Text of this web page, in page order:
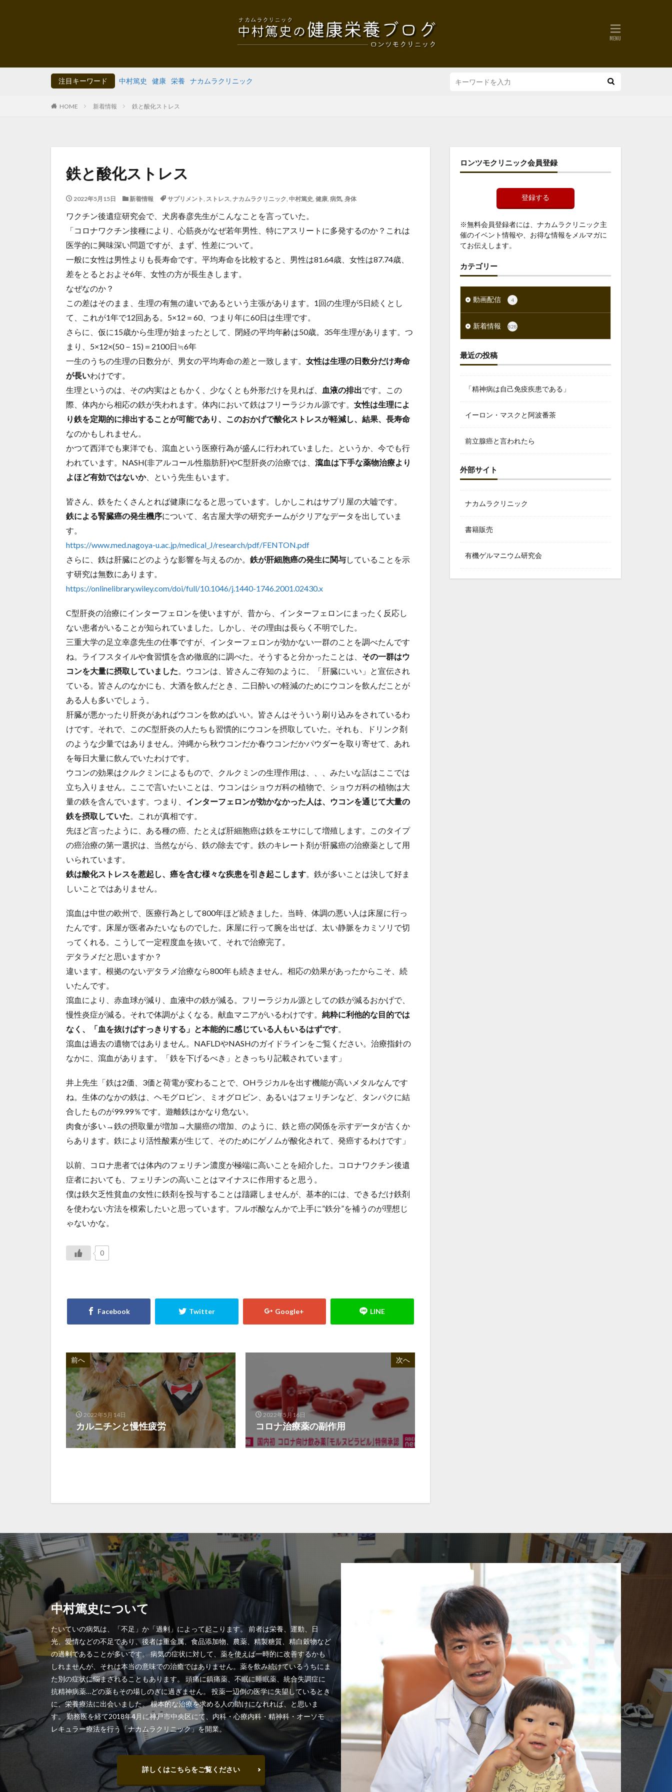
注目キーワード 中村篤史 健康 栄養 ナカムラクリニック
HOME 新着情報 鉄と酸化ストレス
鉄と酸化ストレス
2022年5月15日 新着情報 サプリメント, ストレス, ナカムラクリニック, 中村篤史, 健康, 病気, 身体
ワクチン後遺症研究会で、犬房春彦先生がこんなことを言っていた。
「コロナワクチン接種により、心筋炎がなぜ若年男性、特にアスリートに多発するのか？これは
医学的に興味深い問題ですが、まず、性差について。
一般に女性は男性よりも長寿命です。平均寿命を比較すると、男性は81.64歳、女性は87.74歳、
差をとるとおよそ6年、女性の方が長生きします。
なぜなのか？
この差はそのまま、生理の有無の違いであるという主張があります。1回の生理が5日続くとし
て、これが1年で12回ある。5×12＝60、つまり年に60日は生理です。
さらに、仮に15歳から生理が始まったとして、閉経の平均年齢は50歳。35年生理があります。つ
まり、5×12×(50－15)＝2100日≒6年
一生のうちの生理の日数分が、男女の平均寿命の差と一致します。 女性は生理の日数分だけ寿命
が長いわけです。
生理というのは、その内実はともかく、少なくとも外形だけを見れば、
血液の排出です。この
際、体内から相応の鉄が失われます。体内において鉄はフリーラジカル源です。 女性は生理によ
り鉄を定期的に排出することが可能であり、このおかげで酸化ストレスが軽減し、結果、長寿命
なのかもしれません。
かつて西洋でも東洋でも、瀉血という医療行為が盛んに行われていました。というか、今でも行
われています。NASH(非アルコール性脂肪肝)やC型肝炎の治療では、 瀉血は下手な薬物治療より
よほど有効ではないか、という先生もいます。
皆さん、鉄をたくさんとれば健康になると思っています。しかしこれはサプリ屋の大嘘です。
鉄による腎臓癌の発生機序について、名古屋大学の研究チームがクリアなデータを出していま
す。
https://www.med.nagoya-u.ac.jp/medical_J/research/pdf/FENTON.pdf
さらに、鉄は肝臓にどのような影響を与えるのか。 鉄が肝細胞癌の発生に関与していることを示
す研究は無数にあります。
https://onlinelibrary.wiley.com/doi/full/10.1046/j.1440-1746.2001.02430.x
C型肝炎の治療にインターフェロンを使いますが、昔から、インターフェロンにまったく反応し
ない患者がいることが知られていました。しかし、その理由は長らく不明でした。
三重大学の足立幸彦先生の仕事ですが、インターフェロンが効かない一群のことを調べたんです
ね。ライフスタイルや食習慣を含め徹底的に調べた。そうすると分かったことは、 その一群はウ
コンを大量に摂取していました。ウコンは、皆さんご存知のように、「肝臓にいい」と宣伝され
ている。皆さんのなかにも、大酒を飲んだとき、二日酔いの軽減のためにウコンを飲んだことが
ある人も多いでしょう。
肝臓が悪かったり肝炎があればウコンを飲めばいい。皆さんはそういう刷り込みをされているわ
けです。それで、このC型肝炎の人たちも習慣的にウコンを摂取していた。それも、ドリンク剤
のような少量ではありません。沖縄から秋ウコンだか春ウコンだかパウダーを取り寄せて、あれ
を毎日大量に飲んでいたわけです。
ウコンの効果はクルクミンによるもので、クルクミンの生理作用は、、、みたいな話はここでは
立ち入りません。ここで言いたいことは、ウコンはショウガ科の植物で、ショウガ科の植物は大
量の鉄を含んでいます。つまり、 インターフェロンが効かなかった人は、ウコンを通じて大量の
鉄を摂取していた。これが真相です。
先ほど言ったように、ある種の癌、たとえば肝細胞癌は鉄をエサにして増殖します。このタイプ
の癌治療の第一選択は、当然ながら、鉄の除去です。鉄のキレート剤が肝臓癌の治療薬として用
いられています。
鉄は酸化ストレスを惹起し、癌を含む様々な疾患を引き起こします。鉄が多いことは決して好ま
しいことではありません。
瀉血は中世の欧州で、医療行為として800年ほど続きました。当時、体調の悪い人は床屋に行っ
たんです。床屋が医者みたいなものでした。床屋に行って腕を出せば、太い静脈をカミソリで切
ってくれる。こうして一定程度血を抜いて、それで治療完了。
デタラメだと思いますか？
違います。根拠のないデタラメ治療なら800年も続きません。相応の効果があったからこそ、続
いたんです。
瀉血により、赤血球が減り、血液中の鉄が減る。フリーラジカル源としての鉄が減るおかげで、
慢性炎症が減る。それで体調がよくなる。献血マニアがいるわけです。 純粋に利他的な目的では
なく、「血を抜けばすっきりする」と本能的に感じている人もいるはずです。
瀉血は過去の遺物ではありません。NAFLDやNASHのガイドラインをご覧ください。治療指針の
なかに、瀉血があります。「鉄を下げるべき」ときっちり記載されています」
井上先生「鉄は2価、3価と荷電が変わることで、OHラジカルを出す機能が高いメタルなんです
ね。生体のなかの鉄は、ヘモグロビン、ミオグロビン、あるいはフェリチンなど、タンパクに結
合したものが99.99％です。遊離鉄はかなり危ない。
肉食が多い→鉄の摂取量が増加→大腸癌の増加、のように、鉄と癌の関係を示すデータが古くか
らあります。鉄により活性酸素が生じて、そのためにゲノムが酸化されて、発癌するわけです」
以前、コロナ患者では体内のフェリチン濃度が極端に高いことを紹介した。コロナワクチン後遺
症者においても、フェリチンの高いことはマイナスに作用すると思う。
僕は鉄欠乏性貧血の女性に鉄剤を投与することは躊躇しませんが、基本的には、できるだけ鉄剤
を使わない方法を模索したいと思っています。フルボ酸なんかで上手に”鉄分”を補うのが理想じ
ゃないかな。
0
前へ
2022年5月14日
カルニチンと慢性疲労
次へ
2022年5月16日
コロナ治療薬の副作用
ロンツモクリニック会員登録
登録する
※無料会員登録者には、ナカムラクリニック主
催のイベント情報や、お得な情報をメルマガに
てお伝えします。
カテゴリー
動画配信 4
新着情報 828
最近の投稿
「精神病は自己免疫疾患である」
イーロン・マスクと阿波番茶
前立腺癌と言われたら
外部サイト
ナカムラクリニック
書籍販売
有機ゲルマニウム研究会
中村篤史について
たいていの病気は、「不足」か「過剰」によって起こります。 前者は栄養、運動、日
光、愛情などの不足であり、後者は重金属、食品添加物、農薬、精製糖質、精白穀物など
の過剰であることが多いです。 病気の症状に対して、薬を使えば一時的に改善するかも
しれませんが、それは本当の意味での治癒ではありません。薬を飲み続けているうちにま
た別の症状に悩まされることもあります。 頭痛に鎮痛薬、不眠に睡眠薬、統合失調症に
抗精神病薬…どの薬もその場しのぎに過ぎません。 投薬一辺倒の医学に失望しているとき
に、栄養療法に出会いました。 根本的な治療を求める人の助けになれれば、と思いま
す。 勤務医を経て2018年4月に神戸市中央区にて、内科・心療内科・精神科・オーソモ
レキュラー療法を行う「ナカムラクリニック」を開業。
詳しくはこちらをご覧ください